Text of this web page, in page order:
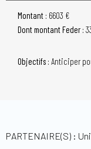
Montant : 6603 €
Dont montant Feder :
Objectifs : Anticiper
PARTENAIRE(S) :